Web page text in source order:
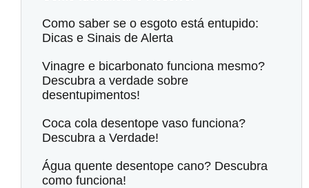
Como saber se o esgoto está entupido:
Dicas e Sinais de Alerta
Vinagre e bicarbonato funciona mesmo?
Descubra a verdade sobre
desentupimentos!
Coca cola desentope vaso funciona?
Descubra a Verdade!
Água quente desentope cano? Descubra
como funciona!